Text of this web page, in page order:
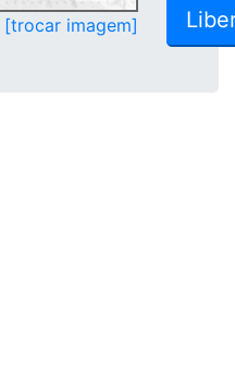
[trocar imagem]